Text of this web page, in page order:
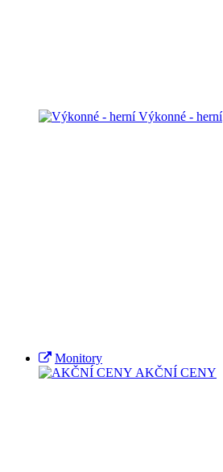
Výkonné - herní
Monitory
AKČNÍ CENY